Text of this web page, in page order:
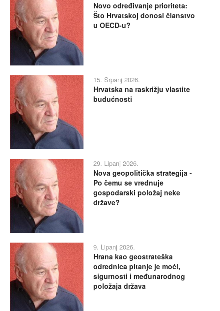
Novo određivanje prioriteta:
Što Hrvatskoj donosi članstvo
u OECD-u?
15. Srpanj 2026.
Hrvatska na raskrižju vlastite
budućnosti
29. Lipanj 2026.
Nova geopolitička strategija -
Po čemu se vrednuje
gospodarski položaj neke
države?
9. Lipanj 2026.
Hrana kao geostrateška
odrednica pitanje je moći,
sigurnosti i međunarodnog
položaja država